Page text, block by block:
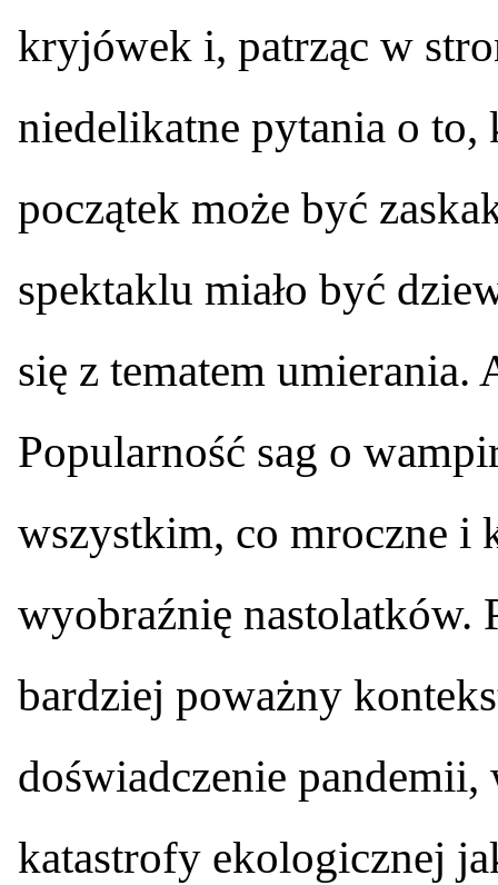
kryjówek i, patrząc w
niedelikatne pytania o to,
początek może być
spektaklu miało być
się z tematem umierania.
Popularność sag o
wszystkim, co mroczne i
wyobraźnię nastolatków.
bardziej poważny
doświadczenie
katastrofy ekologicznej